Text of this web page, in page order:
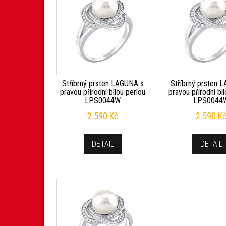
Stříbrný prsten LAGUNA s
pravou přírodní bílou perlou
LPS0044W
2 590 Kč
DETAIL
Stříbrný prsten
pravou přírodní
2 590
DETAIL